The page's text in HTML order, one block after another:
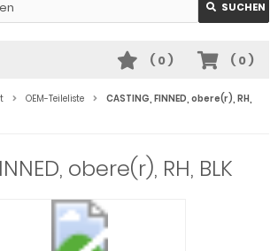
SUCHEN
( 0)
( 0)
OEM-Teileliste
CASTING, FINNED, obere(r), RH,
obere(r), RH, BLK